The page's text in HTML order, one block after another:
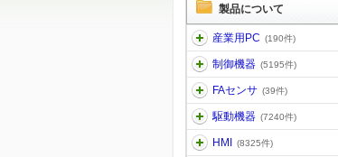
製品について
産業用PC (190件)
制御機器 (5195件)
FAセンサ (39件)
駆動機器 (7240件)
HMI (8325件)